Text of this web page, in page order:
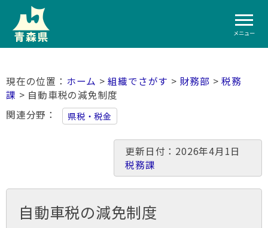
メニュー
ホーム >組織でさがす > 財務部 >税務
課 > 自動車税の減免制度
関連分野
県税・税金
更新日付：2026年4月1日
税務課
自動車税の減免制度